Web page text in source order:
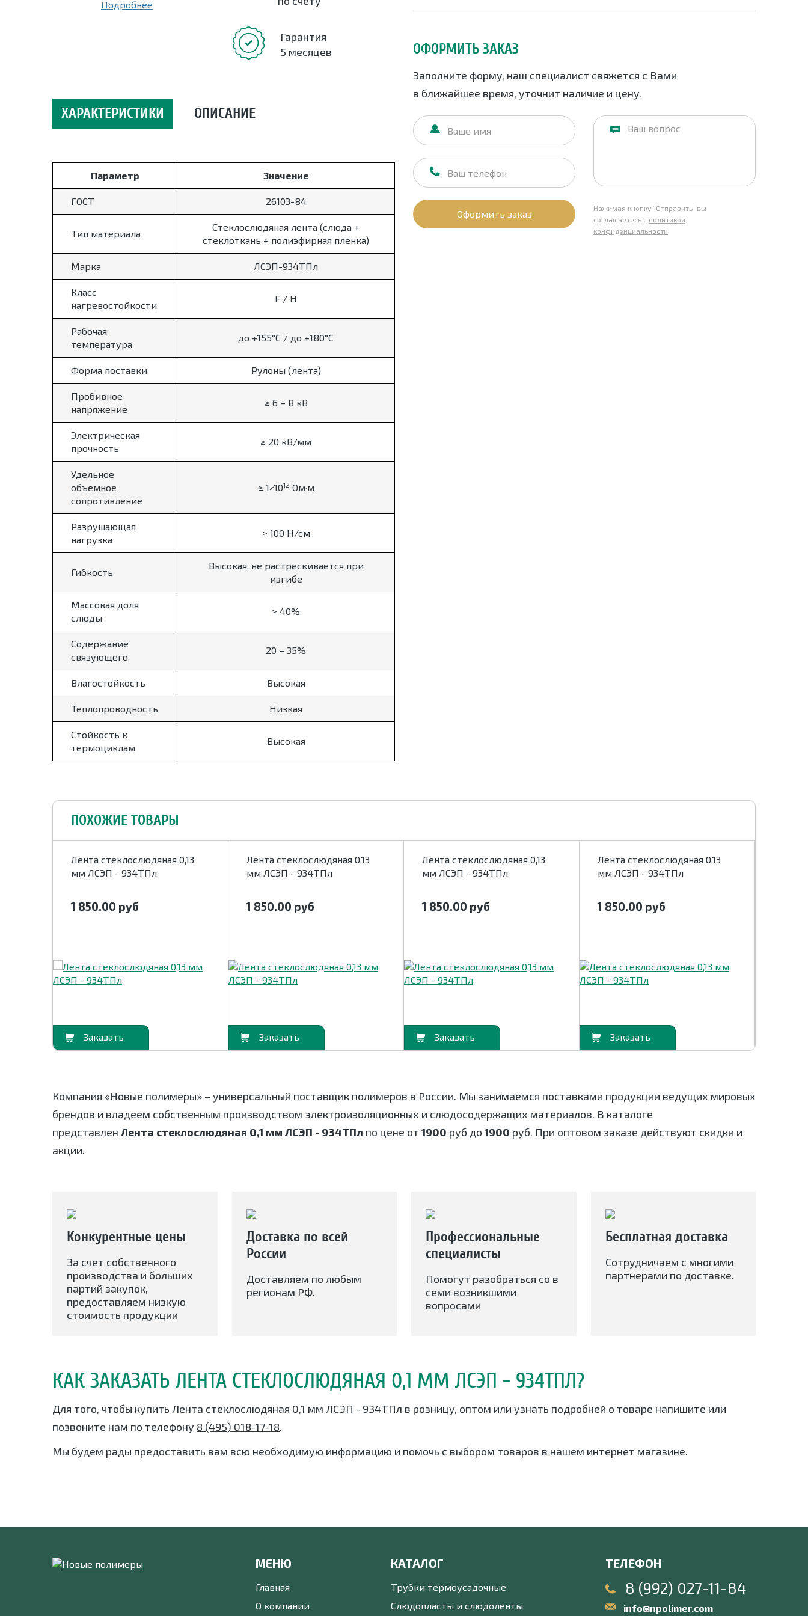
ОФОРМИТЬ ЗАКАЗ
Заполните форму, наш специалист свяжется с Вами
в ближайшее время, уточнит наличие и цену.
Оформить заказ
Нажимая кнопку “Отправить” вы
соглашаетесь с политикой
конфиденциальности
Подробнее
Гарантия
5 месяцев
ХАРАКТЕРИСТИКИ ОПИСАНИЕ
Параметр Значение
ГОСТ 26103-84
Тип материала
Стеклослюдяная лента (слюда +
стеклоткань + полиэфирная пленка)
Марка ЛСЭП-934ТПл
Класс
нагревостойкости
F / H
Рабочая
температура
до +155°C / до +180°C
Форма поставки Рулоны (лента)
Пробивное
напряжение
≥ 6 – 8 кВ
Электрическая
прочность
≥ 20 кВ/мм
Удельное
объемное
сопротивление
≥ 1×1012 Ом·м
Разрушающая
нагрузка
≥ 100 Н/см
Гибкость
Высокая, не растрескивается при
изгибе
Массовая доля
слюды
≥ 40%
Содержание
связующего
20 – 35%
Влагостойкость Высокая
Теплопроводность Низкая
Стойкость к
термоциклам
Высокая
ПОХОЖИЕ ТОВАРЫ
Лента стеклослюдяная 0,13
мм ЛСЭП - 934ТПл
1 850.00 руб
В корзину
Лента стеклослюдяная 0,13
мм ЛСЭП - 934ТПл
1 850.00 руб
В корзину
Лента стеклослюдяная 0,13
мм ЛСЭП - 934ТПл
1 850.00 руб
В корзину
Лента стеклослюдяная 0,13
мм ЛСЭП - 934ТПл
1 850.00 руб
В корзину
Компания «Новые полимеры» – универсальный поставщик полимеров в России. Мы занимаемся поставками продукции ведущих мировых
брендов и владеем собственным производством электроизоляционных и слюдосодержащих материалов. В каталоге
представлен Лента стеклослюдяная 0,1 мм ЛСЭП - 934ТПл по цене от 1900 руб до 1900 руб. При оптовом заказе действуют скидки и
акции.
Конкурентные цены
За счет собственного
производства и больших
партий закупок,
предоставляем низкую
стоимость продукции
Доставка по всей
России
Доставляем по любым
регионам РФ.
Профессиональные
специалисты
Помогут разобраться со в
семи возникшими
вопросами
Бесплатная доставка
Сотрудничаем с многими
партнерами по доставке.
КАК ЗАКАЗАТЬ ЛЕНТА СТЕКЛОСЛЮДЯНАЯ 0,1 ММ ЛСЭП - 934ТПЛ?
Для того, чтобы купить Лента стеклослюдяная 0,1 мм ЛСЭП - 934ТПл в розницу, оптом или узнать подробней о товаре напишите или
позвоните нам по телефону 8 (495) 018-17-18.
Мы будем рады предоставить вам всю необходимую информацию и помочь с выбором товаров в нашем интернет магазине.
МЕНЮ
Главная
О компании
КАТАЛОГ
Трубки термоусадочные
Слюдопласты и слюдоленты
ТЕЛЕФОН
8 (992) 027-11-84
info@npolimer.com